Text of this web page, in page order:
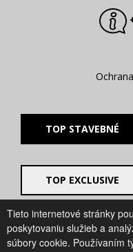
Tieto internetové stránky
poskytovaniu služieb a
súbory cookie. Používaním
TOP STAVEBNÉ
TOP EXCLUSIVE
© 2008 - 2026. UV